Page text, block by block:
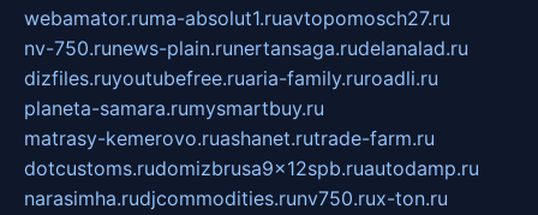
webamator.ruma-absolut1.ruavtopomosch27.ru
nv-750.runews-plain.runertansaga.rudelanalad.ru
dizfiles.ruyoutubefree.ruaria-family.ruroadli.ru
planeta-samara.rumysmartbuy.ru
matrasy-kemerovo.ruashanet.rutrade-farm.ru
dotcustoms.rudomizbrusa9x12spb.ruautodamp.ru
narasimha.rudjcommodities.runv750.rux-ton.ru